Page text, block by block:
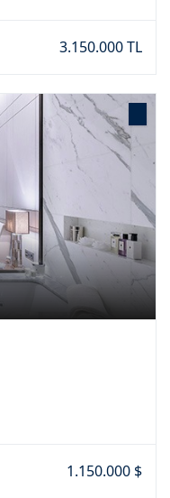
3.150.000 TL
1.150.000 $